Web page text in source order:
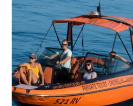
de relaxamento. Com a
próprio roteiro e um foco em
esta aventura de um dia inteiro
mais memoráveis de descobrir a
Adriático.